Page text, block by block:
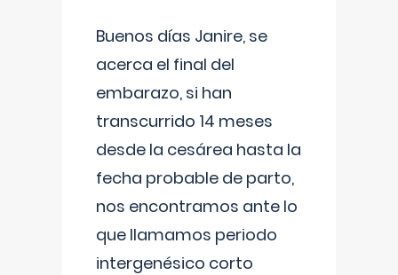
Buenos días Janire, se
acerca el final del
embarazo, si han
transcurrido 14 meses
desde la cesárea hasta la
fecha probable de parto,
nos encontramos ante lo
que llamamos periodo
intergenésico corto